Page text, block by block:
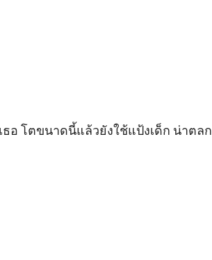
อ โตขนาดนี้แล้วยังใช้แป้งเด็ก น่าตลก